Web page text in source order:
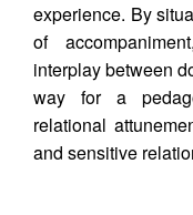
experience. By
of
interplay between
way for a
relational
and sensitive